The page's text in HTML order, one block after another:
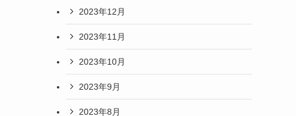
2023年12月
2023年11月
2023年10月
2023年9月
2023年8月